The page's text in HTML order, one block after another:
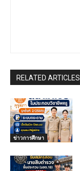
RELATED ARTICLES
ข่าวการศึกษา